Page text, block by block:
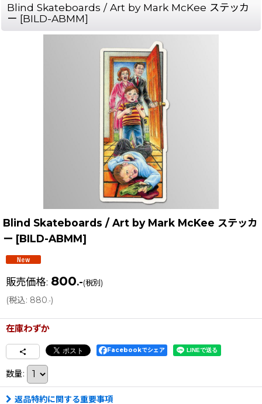
Blind Skateboards / Art by Mark McKee ステッカ
ー [BILD-ABMM]
Blind Skateboards / Art by Mark McKee ステッカ
ー [BILD-ABMM]
販売価格: 800.-(税別)
(税込: 880.-)
在庫わずか
Facebookでシェア
数量:
返品特約に関する重要事項